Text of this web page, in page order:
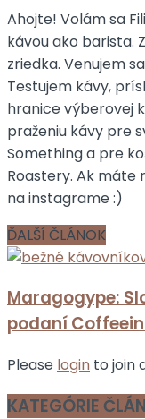
Ahojte! Volám sa
kávou ako barista.
zriedka. Venujem
Testujem kávy,
hranice výberovej
praženiu kávy pre
Something a pre
Roastery. Ak máte
na instagrame :)
ĎALŠÍ ČLÁNOK
Maragogype:
podaní
Please login to join
KATEGÓRIE